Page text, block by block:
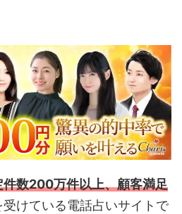
件数200万件以上、顧客満足
受けている電話占いサイトで